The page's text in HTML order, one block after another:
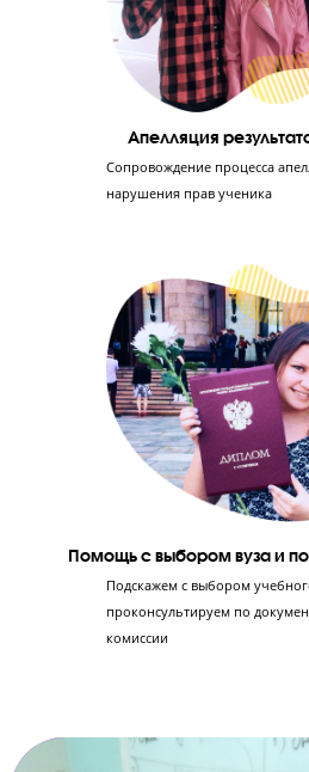
Отработка 1-й части
Ученик заработает в
выполнит 1-ю часть ЕГЭ
решать эту часть быстро